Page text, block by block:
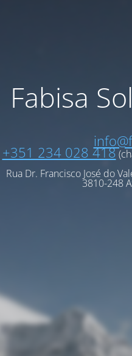
Fabisa
+351 234 028 418
Rua Dr. Francisco José do
3810-248